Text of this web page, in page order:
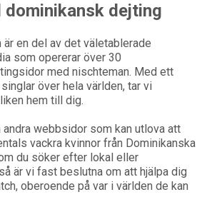
dominikansk dejting
är en del av det väletablerade
som opererar över 30
med nischteman. Med ett
över hela världen, tar vi
hem till dig.
andra webbsidor som kan utlova att
vackra kvinnor från Dominikanska
du söker efter lokal eller
är vi fast beslutna om att hjälpa dig
oberoende på var i världen de kan